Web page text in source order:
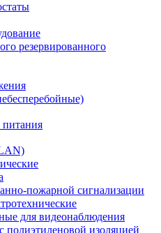
резервированного
питания
пожарной сигнализации
для видеонаблюдения
изоляцией